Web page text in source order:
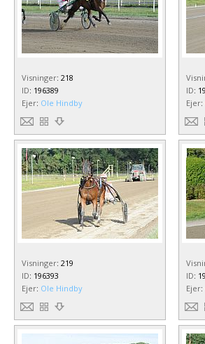
Visninger: 218
ID: 196389
Ejer: Ole Hindby
ID:
Ejer:
Visninger: 219
ID: 196393
Ejer: Ole Hindby
ID:
Ejer: